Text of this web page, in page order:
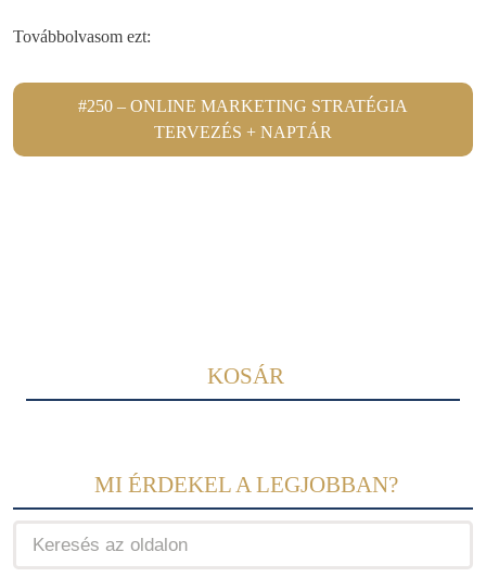
Továbbolvasom ezt:
#250 – ONLINE MARKETING STRATÉGIA
TERVEZÉS + NAPTÁR
KOSÁR
MI ÉRDEKEL A LEGJOBBAN?